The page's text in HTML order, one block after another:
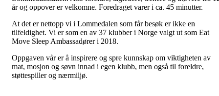
år og oppover er velkomne. Foredraget varer i ca. 45 minutter.
At det er nettopp vi i Lommedalen som får besøk er ikke en
tilfeldighet. Vi er som en av 37 klubber i Norge valgt ut som Eat
Move Sleep Ambassadører i 2018.
Oppgaven vår er å inspirere og spre kunnskap om viktigheten av
mat, mosjon og søvn innad i egen klubb, men også til foreldre,
støttespiller og nærmiljø.